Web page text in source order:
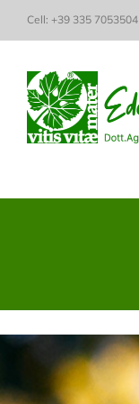
Salta
al
contenuto
Cell: ‭+39 335 7053504‬